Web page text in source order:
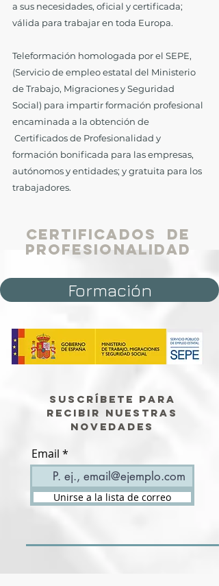
a sus necesidades, oficial y certificada;
válida para trabajar en toda Europa.
Teleformación homologada por el SEPE,
(Servicio de empleo estatal del Ministerio
de Trabajo, Migraciones y Seguridad
Social) para impartir formación profesional
encaminada a la obtención de
Certificados de Profesionalidad y
formación bonificada para las empresas,
autónomos y entidades; y gratuita para los
trabajadores.
Certificados de
profesionalidad
Formación
Suscríbete para
recibir nuestras
novedades
Email
Unirse a la lista de correo